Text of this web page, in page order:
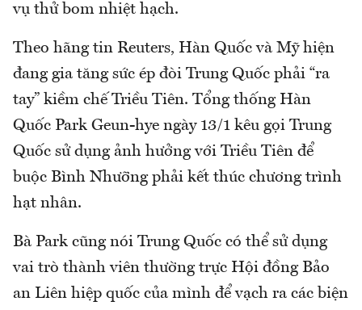
vụ thử bom nhiệt hạch.
Theo hãng tin Reuters, Hàn Quốc và Mỹ hiện
đang gia tăng sức ép đòi Trung Quốc phải “ra
tay” kiềm chế Triều Tiên. Tổng thống Hàn
Quốc Park Geun-hye ngày 13/1 kêu gọi Trung
Quốc sử dụng ảnh hưởng với Triều Tiên để
buộc Bình Nhưỡng phải kết thúc chương trình
hạt nhân.
Bà Park cũng nói Trung Quốc có thể sử dụng
vai trò thành viên thường trực Hội đồng Bảo
an Liên hiệp quốc của mình để vạch ra các biện